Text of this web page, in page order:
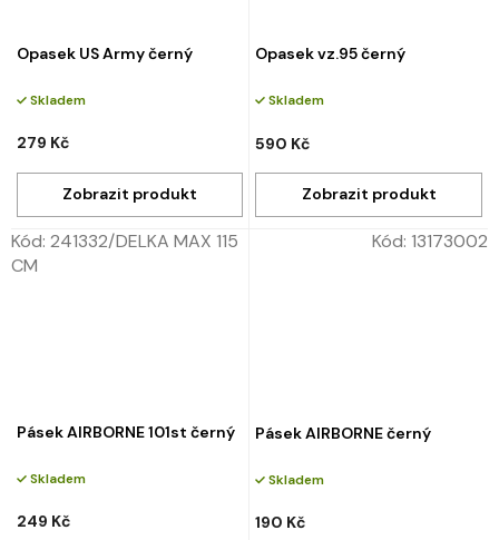
Opasek US Army černý
Skladem
279 Kč
Opasek vz.95 černý
Skladem
590 Kč
Pásek AIRBORNE 101st černý
Skladem
249 Kč
Kód: 241332/DELKA MAX 115
CM
Pásek AIRBORNE černý
Skladem
190 Kč
Kód: 13173002